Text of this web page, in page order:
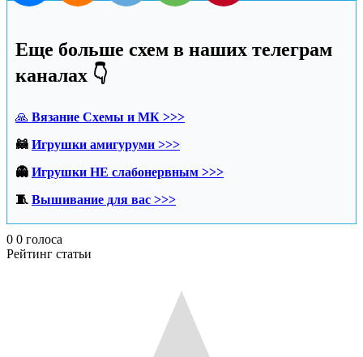
Еще больше схем в наших телеграм
каналах 👇
🙏 Вязание Схемы и МК >>>
🦝 Игрушки амигуруми >>>
👻 Игрушки НЕ слабонервным >>>
🧵 Вышивание для вас >>>
0 0 голоса
Рейтинг статьи